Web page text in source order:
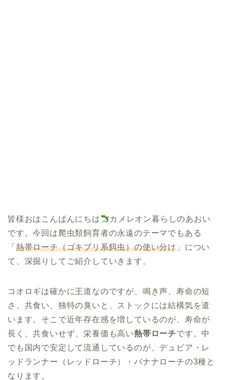
皆様おはこんばんにちは
カメレオン暮らしのあおい
です。今回は爬虫類飼育者の永遠のテーマでもある
「 熱帯ローチ（ゴキブリ系餌虫）の使い分け 」につい
て、深掘りしてご紹介していきます。
コオロギは確かに王道なのですが、鳴き声、寿命の短
さ、共食い、独特の臭いと、ストックには結構気を遣
います。そこで近年存在感を増しているのが、寿命が
長く、共食いせず、栄養価も高い熱帯ローチです。中
でも国内で安定して流通しているのが、デュビア・レ
ッドランナー（レッドローチ）・バナナローチの3種と
なります。